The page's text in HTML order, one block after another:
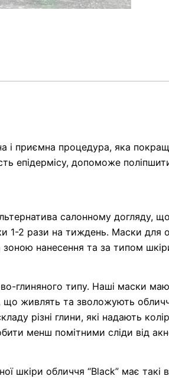
приємна процедура, яка
епідермісу, допоможе
салонному догляду,
2 рази на тиждень. Маски для
нанесення та за типом
глиняного типу. Наші маски
живлять та зволожують
різні глини, які надають
менш помітними сліди від
шкіри обличчя “Black” має такі